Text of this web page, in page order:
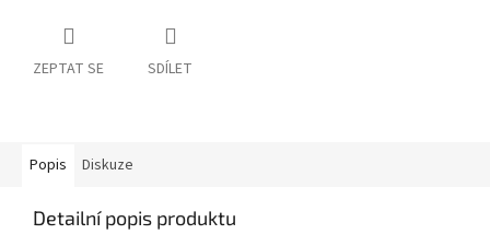
ZEPTAT SE SDÍLET
Popis Diskuze
Detailní popis produktu